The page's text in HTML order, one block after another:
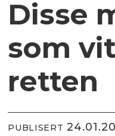
Disse
som
retten
PUBLISERT